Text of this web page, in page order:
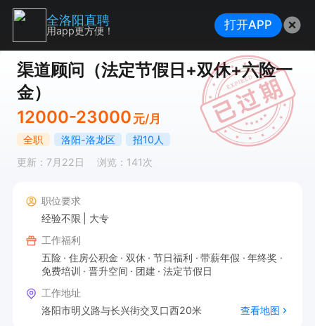
渠道顾问（法定节假日+双休+六险一
金）
12000-23000 元/月
全职 洛阳-洛龙区
招10人
更新：7月22日
浏览：141次
职位要求
经验不限
大专
工作福利
五险
住房公积金 双休 节日福利 带薪年假
年终奖
免费培训
晋升空间 团建
法定节假日
工作地址
洛阳市明义路与长兴街交叉口西20米
查看地图
全洛阳直聘
用app更方便！ 打开APP